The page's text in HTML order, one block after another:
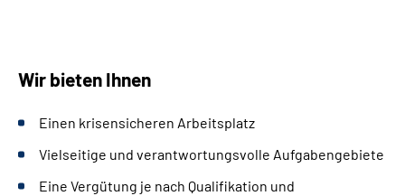
Wir bieten Ihnen
Einen krisensicheren Arbeitsplatz
Vielseitige und verantwortungsvolle Aufgabengebiete
Eine Vergütung je nach Qualifikation und